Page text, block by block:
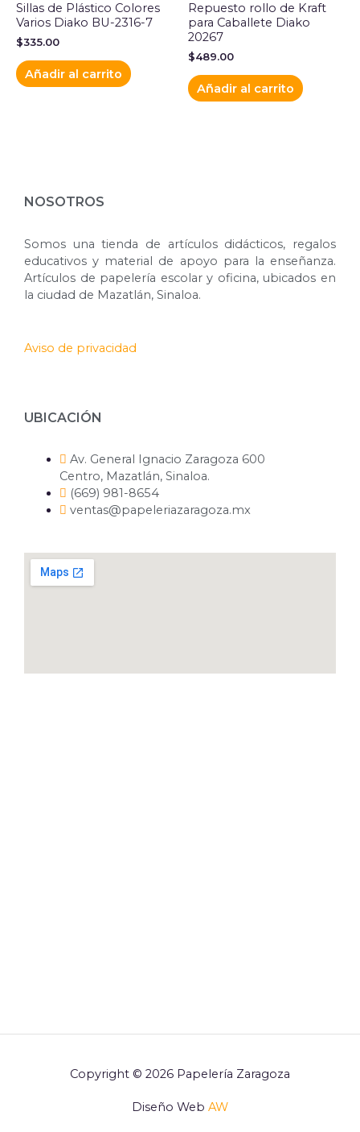
Sillas de Plástico Colores
Varios Diako BU-2316-7
$335.00
Añadir al carrito
Repuesto rollo de Kraft
para Caballete Diako
20267
$489.00
Añadir al carrito
NOSOTROS
Somos una tienda de artículos didácticos, regalos
educativos y material de apoyo para la enseñanza.
Artículos de papelería escolar y oficina, ubicados en
la ciudad de Mazatlán, Sinaloa.
Aviso de privacidad
UBICACIÓN
Av. General Ignacio Zaragoza 600
Centro, Mazatlán, Sinaloa.
(669) 981-8654
ventas@papeleriazaragoza.mx
Copyright © 2026 Papelería Zaragoza
Diseño Web AW